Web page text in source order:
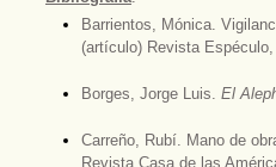
Barrientos, Mónica.
(artículo) Revista
Borges, Jorge Luis. El
Carreño, Rubí. Mano de
Revista Casa de las